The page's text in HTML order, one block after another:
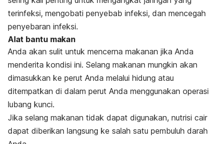
terinfeksi, mengobati penyebab infeksi, dan mencegah
penyebaran infeksi.
Alat bantu makan
Anda akan sulit untuk mencerna makanan jika Anda
menderita kondisi ini. Selang makanan mungkin akan
dimasukkan ke perut Anda melalui hidung atau
ditempatkan di dalam perut Anda menggunakan operasi
lubang kunci.
Jika selang makanan tidak dapat digunakan, nutrisi cair
dapat diberikan langsung ke salah satu pembuluh darah